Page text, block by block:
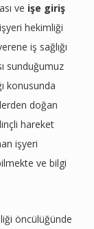
ve işe giriş
hekimliği
iş sağlığı
sunduğumuz
konusunda
doğan
hareket
işyeri
ve bilgi
öncülüğünde